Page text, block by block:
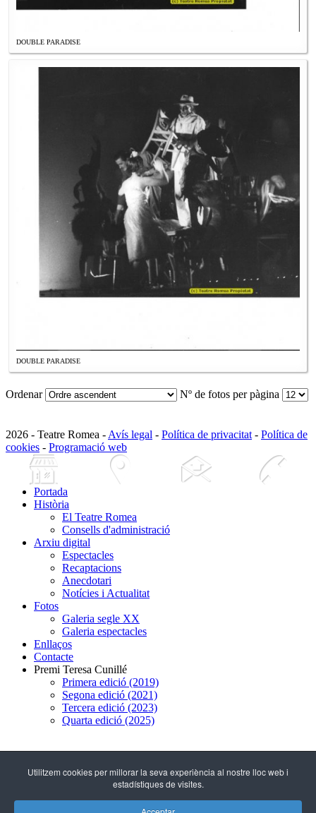
DOUBLE PARADISE
DOUBLE PARADISE
Ordenar Nº de fotos per pàgina
2026 - Teatre Romea - Avís legal - Política de privacitat - Política de
cookies - Programació web
Portada
Història
El Teatre Romea
Consells d'administració
Arxiu digital
Espectacles
Recaptacions
Anecdotari
Notícies i Actualitat
Fotos
Galeria segle XX
Galeria espectacles
Enllaços
Contacte
Premi Teresa Cunillé
Primera edició (2019)
Segona edició (2021)
Tercera edició (2023)
Quarta edició (2025)
(08001 - Barcelona)
Utilitzem cookies per millorar la seva experiència al nostre lloc web i
estadístiques de visites.